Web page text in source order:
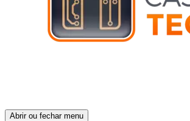
Abrir ou fechar menu